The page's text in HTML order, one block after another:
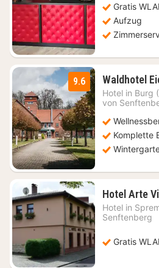
Gratis
Aufzug
9.6 Waldhotel
Hotel in Burg
von
Komplette
Hotel Arte
Hotel in
Senftenberg
Gratis